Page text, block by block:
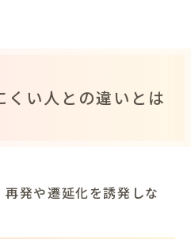
くい人との違いとは
発や遷延化を誘発しな